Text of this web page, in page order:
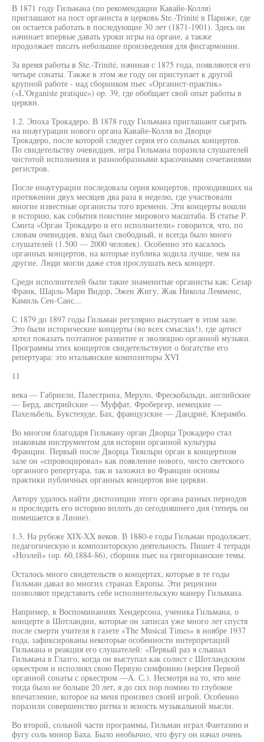
В 1871 году Гильмана (по рекомендации Кавайе-Колля)
приглашают на пост органиста в церковь Ste.-Trinité в Париже, где
он остается работать в последующие 30 лет (1871-1901). Здесь он
начинает впервые давать уроки игры на органе, а также
продолжает писать небольшие произведения для фисгармонии.
За время работы в Ste.-Trinité, начиная с 1875 года, появляются его
четыре сонаты. Также в этом же году он приступает к другой
крупной работе - над сборником пьес «Органист-практик»
(«L'Organiste pratique») op. 39, где обобщает свой опыт работы в
церкви.
1.2. Эпоха Трокадеро. В 1878 году Гильмана приглашают сыграть
на инаугурации нового органа Кавайе-Колля во Дворце
Трокадеро, после которой следует серия его сольных концертов.
По свидетельству очевидцев, игра Гильмана поразила слушателей
чистотой исполнения и разнообразными красочными сочетаниями
регистров.
После инаугурации последовала серия концертов, проходивших на
протяжении двух месяцев два раза в неделю, где участвовали
многие известные органисты того времени. Эти концерты вошли
в историю, как события поистине мирового масштаба. В статье Р.
Смита «Орган Трокадеро и его исполнители» говорится, что, по
словам очевидцев, вход был свободный, и всегда было много
слушателей (1.500 — 2000 человек). Особенно это касалось
органных концертов, на которые публика ходила лучше, чем на
другие. Люди могли даже стоя прослушать весь концерт.
Среди исполнителей были такие знаменитые органисты как: Сезар
Франк, Шарль-Мари Видор, Эжен Жигу, Жак Никола Лемменс,
Камиль Сен-Санс...
С 1879 до 1897 годы Гильман регулярно выступает в этом зале.
Это были исторические концерты (во всех смыслах!), где артист
хотел показать поэтапное развитие и эволюцию органной музыки.
Программы этих концертов свидетельствуют о богатстве его
репертуара: это итальянские композиторы XVI
11
века — Габриели, Палестрина, Меруло, Фрескобальди, английские
— Берд, австрийские — Муффат, Фробергер, немецкие —
Пахельбель, Букстехуде, Бах, французские — Дандриё, Клерамбо.
Во многом благодаря Гильману орган Дворца Трокадеро стал
знаковым инструментом для истории органной культуры
Франции. Первый после Дворца Тюильри орган в концертном
зале он «спровоцировал» как появление нового, чисто светского
органного репертуара, так и заложил во Франции основы
практики публичных органных концертов вне церкви.
Автору удалось найти диспозиции этого органа разных периодов
и проследить его историю вплоть до сегодняшнего дня (теперь он
помешается в Лионе).
1.3. На рубеже XIX-XX веков. В 1880-е годы Гильман продолжает,
педагогическую и композиторскую деятельность. Пишет 4 тетради
«Ноэлей» (ор. 60,1884-86), сборник пьес на григорианские темы.
Осталось много свидетельств о концертах, которые в те годы
Гильман давал во многих странах Европы. Эти рецензии
позволяют представить себе исполнительскую манеру Гильмана.
Например, в Воспоминаниях Хендерсона, ученика Гильмана, о
концерте в Шотландии, которые он записал уже много лет спустя
после смерти учителя в газете «The Musical Times» в ноябре 1937
года, зафиксированы некоторые особенности интерпретаций
Гильмана и реакция его слушателей: «Первый раз я слышал
Гильмана в Глазго, когда он выступал как солист с Шотландским
оркестром и исполнял свою Первую симфонию (версия Первой
органной сонаты с оркестром —А. С.). Несмотря на то, что мне
тогда было не больше 20 лет, я до сих пор помню то глубокое
впечатление, которое на меня произвел своей игрой. Особенно
поразили совершенство ритма и ясность музыкальной мысли.
Во второй, сольной части программы, Гильман играл Фантазию и
фугу соль минор Баха. Было необычно, что фугу он начал очень